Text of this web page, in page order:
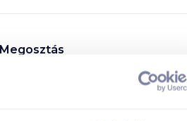
Megosztás